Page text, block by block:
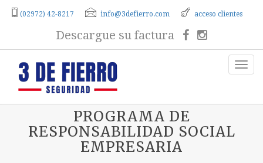
(02972) 42-8217 info@3defierro.com acceso clientes
Descargue su factura
PROGRAMA DE
RESPONSABILIDAD SOCIAL
EMPRESARIA